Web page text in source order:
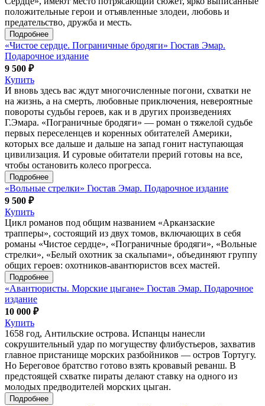
положительные герои и отъявленные злодеи, любовь и
предательство, дружба и месть.
Подробнее
«Чистое сердце. Пограничные бродяги» Гюстав Эмар.
Подарочное издание
9 500 ₽
Купить
И вновь здесь вас ждут многочисленные погони, схватки не
на жизнь, а на смерть, любовные приключения, невероятные
повороты судьбы героев, как и в других произведениях
Г.Эмара. «Пограничные бродяги» — роман о тяжелой судьбе
первых переселенцев и коренных обитателей Америки,
которых все дальше и дальше на запад гонит наступающая
цивилизация. И суровые обитатели прерий готовы на все,
чтобы остановить колесо прогресса.
Подробнее
«Вольные стрелки» Гюстав Эмар. Подарочное издание
9 500 ₽
Купить
Цикл романов под общим названием «Арканзаские
трапперы», состоящий из двух томов, включающих в себя
романы «Чистое сердце», «Пограничные бродяги», «Вольные
стрелки», «Белый охотник за скальпами», объединяют группу
общих героев: охотников-авантюристов всех мастей.
Подробнее
«Авантюристы. Морские цыгане» Гюстав Эмар. Подарочное
издание
10 000 ₽
Купить
1658 год, Антильские острова. Испанцы нанесли
сокрушительный удар по могуществу флибустьеров, захватив
главное пристанище морских разбойников — остров Тортугу.
Но Береговое братство готово взять кровавый реванш. В
предстоящей схватке пираты делают ставку на одного из
молодых предводителей морских цыган.
Подробнее